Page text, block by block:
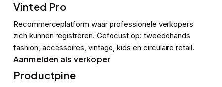
Vinted Pro
Recommerceplatform waar professionele verkopers
zich kunnen registreren. Gefocust op: tweedehands
fashion, accessoires, vintage, kids en circulaire retail.
Aanmelden als verkoper
Productpine